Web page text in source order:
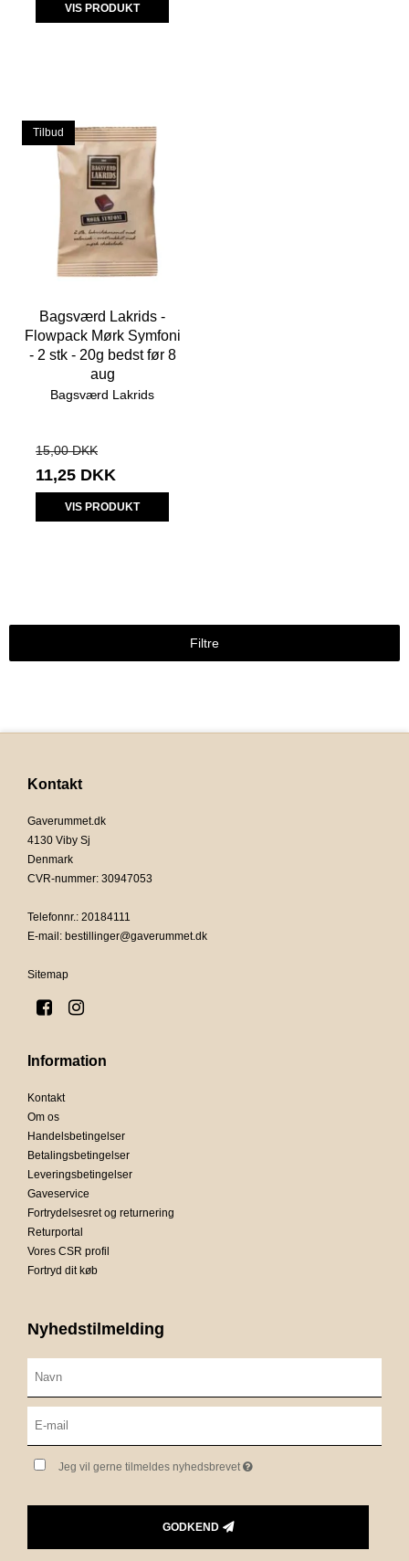
VIS PRODUKT
Tilbud
Bagsværd Lakrids -
Flowpack Mørk Symfoni
- 2 stk - 20g bedst før 8
aug
Bagsværd Lakrids
15,00 DKK
11,25 DKK
VIS PRODUKT
Filtre
Kontakt
Gaverummet.dk
4130 Viby Sj
Denmark
CVR-nummer: 30947053
Telefonnr.: 20184111
E-mail: bestillinger@gaverummet.dk
Sitemap
Information
Kontakt
Om os
Handelsbetingelser
Betalingsbetingelser
Leveringsbetingelser
Gaveservice
Fortrydelsesret og returnering
Returportal
Vores CSR profil
Fortryd dit køb
Nyhedstilmelding
Jeg vil gerne tilmeldes nyhedsbrevet
GODKEND